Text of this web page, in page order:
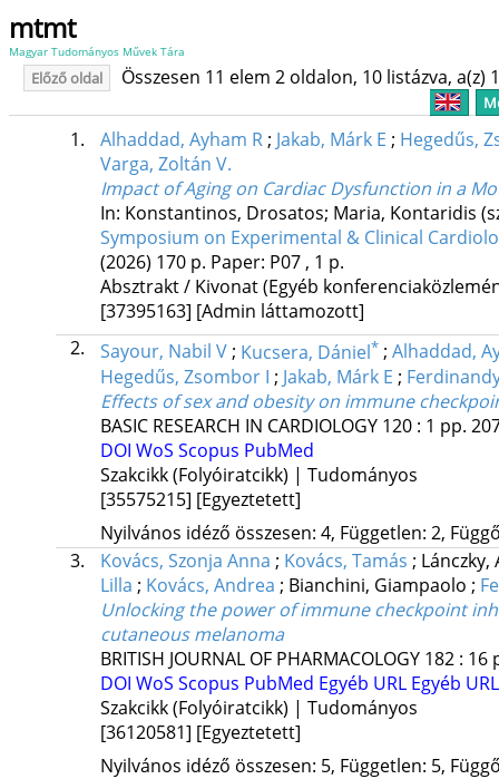
mtmt
Magyar Tudományos Művek Tára
Előző oldal Összesen 11 elem 2 oldalon, 10 listázva, a(z)
1. Alhaddad, Ayham R; Jakab, Márk E ; Hegedűs,
Varga, Zoltán V.
Impact of Aging on Cardiac Dysfunction in a
In: Konstantinos, Drosatos; Maria, Kontaridis
Symposium on Experimental & Clinical
(2026) 170 p. Paper: P07 , 1 p.
Absztrakt / Kivonat (Egyéb
[37395163] [Admin láttamozott]
2.
Sayour, Nabil V; Kucsera, Dániel* ; Alhaddad,
Hegedűs, Zsombor I ; Jakab, Márk E ;
Effects of sex and obesity on immune
BASIC RESEARCH IN CARDIOLOGY 120: 1 pp.
DOI WoS Scopus PubMed
Szakcikk (Folyóiratcikk) | Tudományos
[35575215] [Egyeztetett]
Nyilvános idéző összesen: 4, Független: 2,
3.
Kovács, Szonja Anna ; Kovács, Tamás ;
Lilla ; Kovács, Andrea ; Bianchini, Giampaolo ;
Unlocking the power of immune checkpoint
cutaneous melanoma
BRITISH JOURNAL OF PHARMACOLOGY 182: 16
DOI WoS Scopus PubMed Egyéb URL Egyéb URL
Szakcikk (Folyóiratcikk) | Tudományos
[36120581] [Egyeztetett]
Nyilvános idéző összesen: 5, Független: 5,